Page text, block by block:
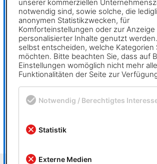
andere Termine nach Absprache
Eine Unterschreitung der Mindestzahl
besonderen Ausnahmen erfolgen und
Veranstalter genehmigt werden.
Die MegaCAD stellt ein
wird der regelmäßige Besuch eines
Eintragung in die Anwesenheitsliste
bestätigt.
Die Seminare finden in unserem
Hamburg statt.
unserer kommerziellen
notwendig sind, sowie solche, die
anonymen Statistikzwecken, für
Komforteinstellungen oder zur Anzeige
personalisierter Inhalte genutzt
selbst entscheiden, welche Kategorien
möchten. Bitte beachten Sie, dass auf
Einstellungen womöglich nicht mehr alle
Funktionalitäten der Seite zur
Notwendig / Berechtigtes
Statistik
Externe Medien